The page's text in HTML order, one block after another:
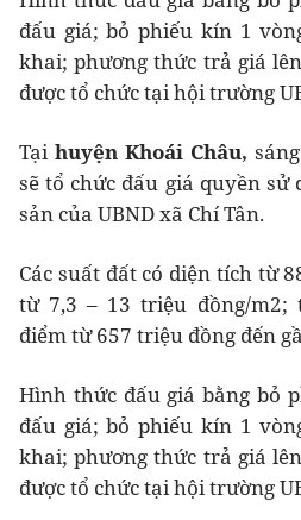
đấu giá; bỏ phiếu kín 1
khai; phương thức trả giá
được tổ chức tại hội trường
Tại huyện Khoái Châu,
sẽ tổ chức đấu giá quyền
sản của UBND xã Chí Tân.
Các suất đất có diện tích từ
từ 7,3 – 13 triệu đồng/m2;
điểm từ 657 triệu đồng đến
Hình thức đấu giá bằng bỏ
đấu giá; bỏ phiếu kín 1
khai; phương thức trả giá
được tổ chức tại hội trường